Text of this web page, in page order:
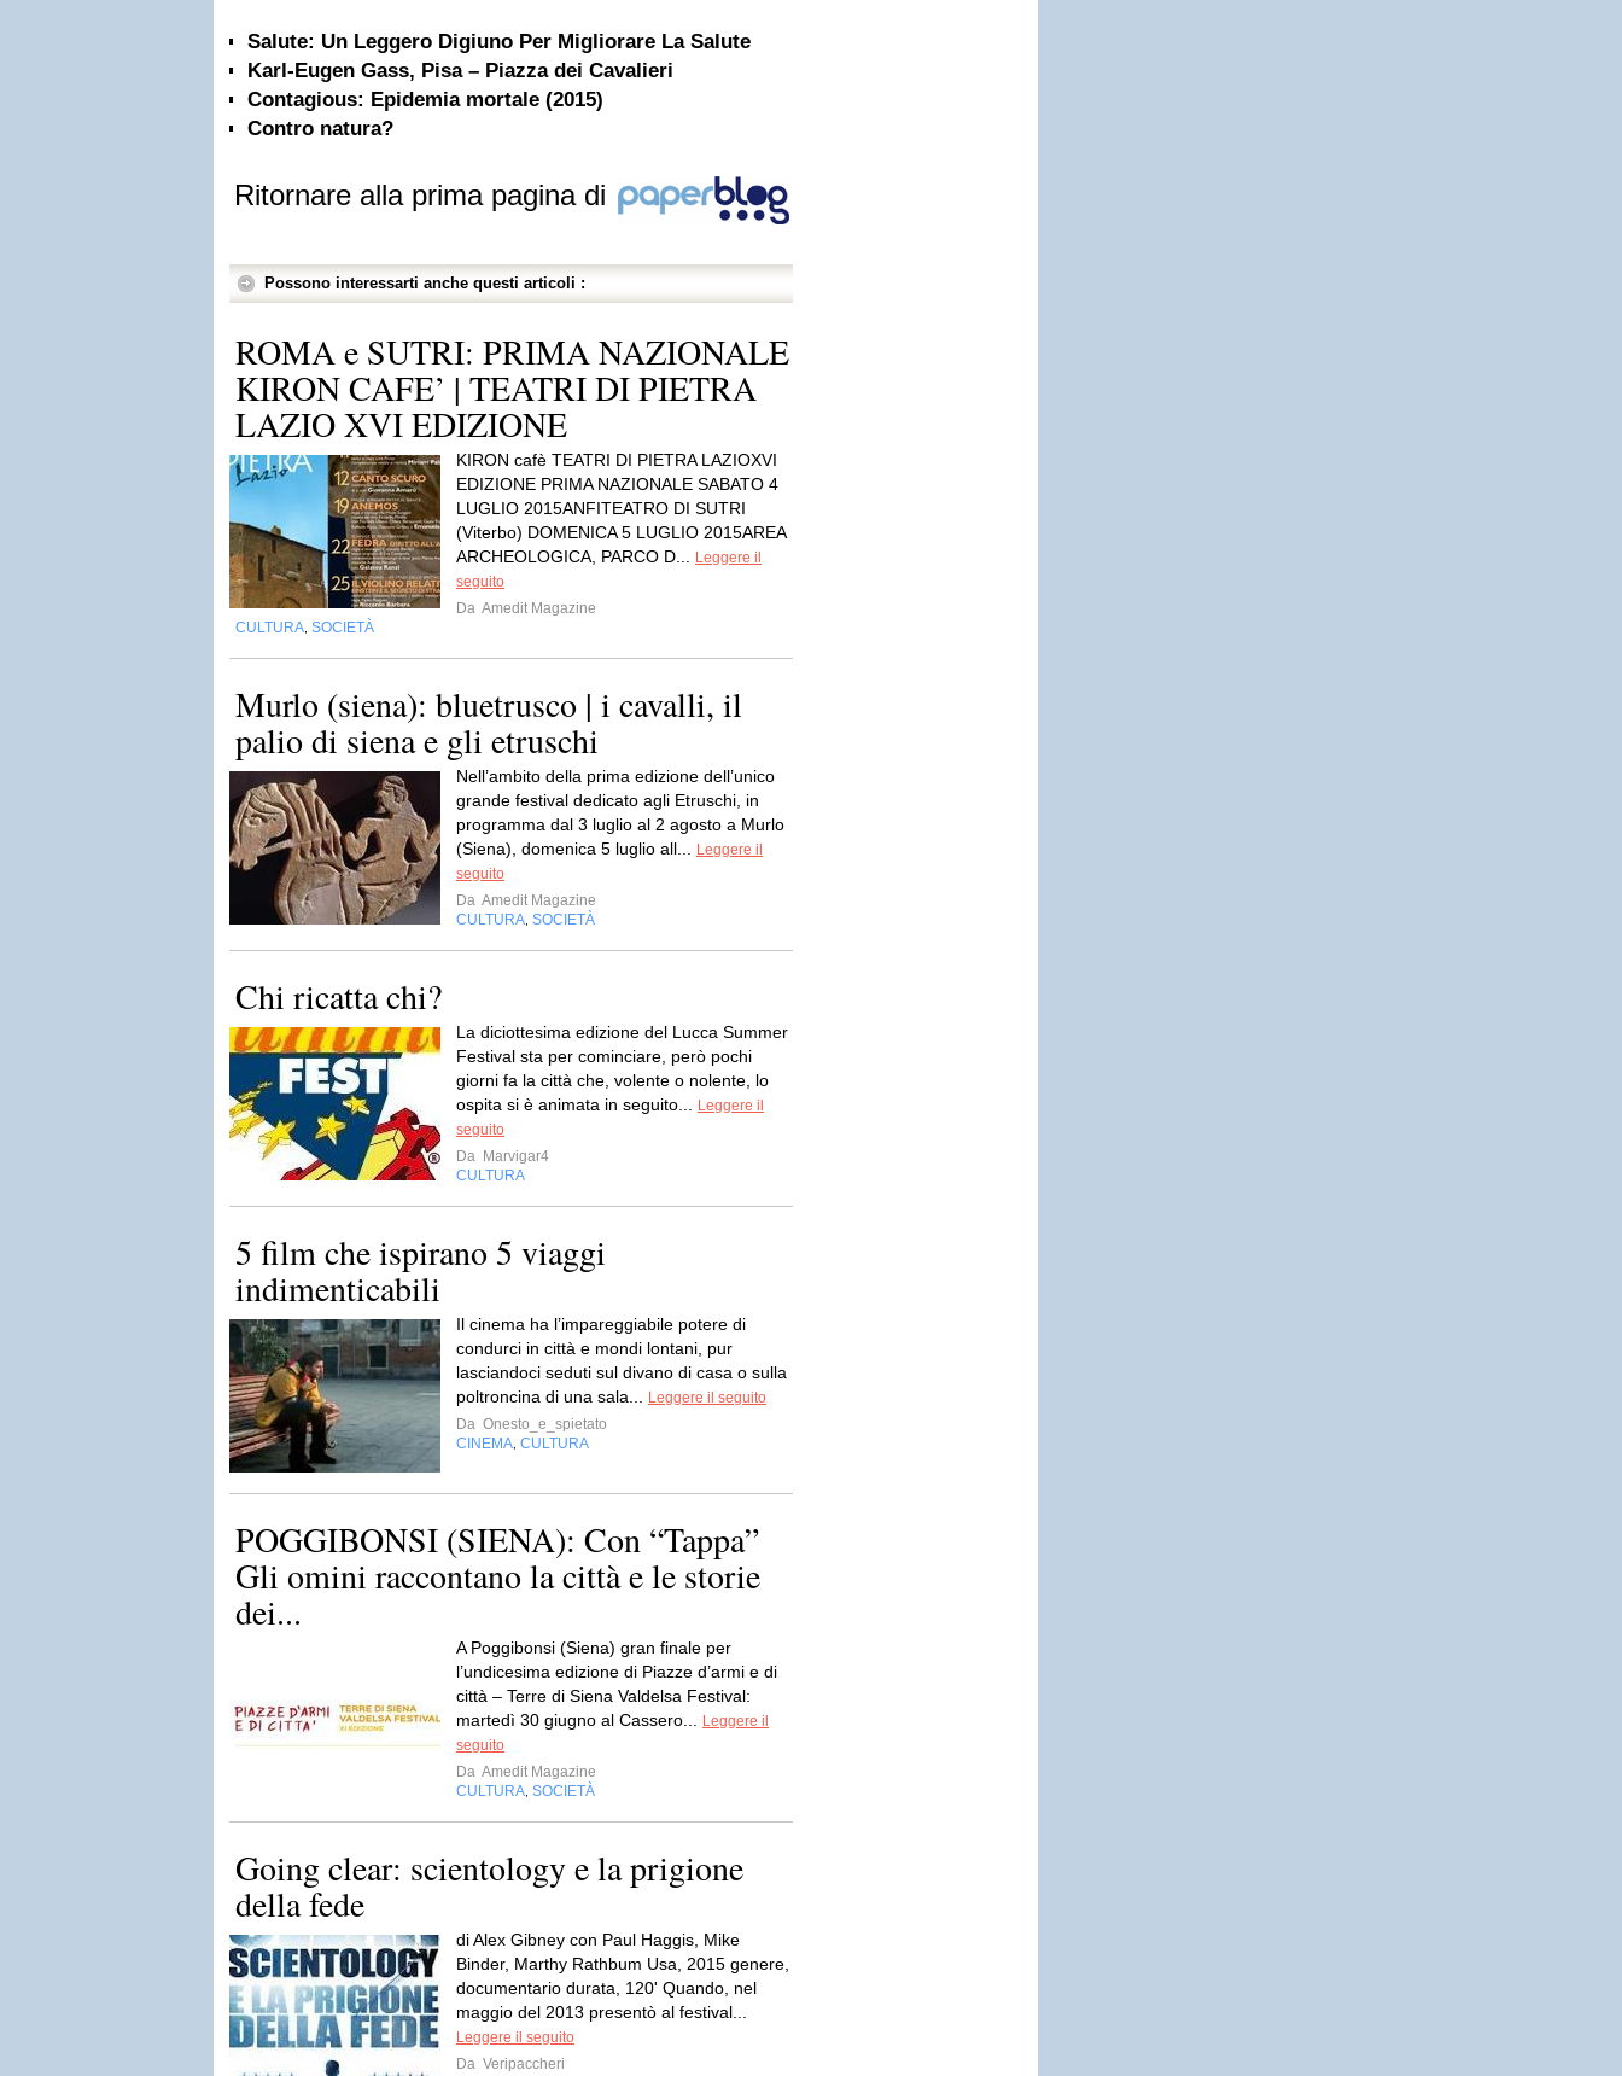
Salute: Un Leggero Digiuno Per Migliorare La Salute
Karl-Eugen Gass, Pisa – Piazza dei Cavalieri
Contagious: Epidemia mortale (2015)
Contro natura?
Ritornare alla prima pagina di
Possono interessarti anche questi articoli :
ROMA e SUTRI: PRIMA NAZIONALE
KIRON CAFE’ | TEATRI DI PIETRA
LAZIO XVI EDIZIONE
KIRON cafè TEATRI DI PIETRA LAZIOXVI
EDIZIONE PRIMA NAZIONALE SABATO 4
LUGLIO 2015ANFITEATRO DI SUTRI
(Viterbo) DOMENICA 5 LUGLIO 2015AREA
ARCHEOLOGICA, PARCO D...
Leggere il
seguito
Da Amedit Magazine
CULTURA SOCIETÀ
Murlo (siena): bluetrusco | i cavalli, il
palio di siena e gli etruschi
Nell’ambito della prima edizione dell’unico
grande festival dedicato agli Etruschi, in
programma dal 3 luglio al 2 agosto a Murlo
(Siena), domenica 5 luglio all...
Leggere il
seguito
Da Amedit Magazine
CULTURA SOCIETÀ
Chi ricatta chi?
La diciottesima edizione del Lucca Summer
Festival sta per cominciare, però pochi
giorni fa la città che, volente o nolente, lo
ospita si è animata in seguito...
Leggere il
seguito
Da Marvigar4
CULTURA
5 film che ispirano 5 viaggi
indimenticabili
Il cinema ha l’impareggiabile potere di
condurci in città e mondi lontani, pur
lasciandoci seduti sul divano di casa o sulla
poltroncina di una sala...
Leggere il seguito
Da Onesto_e_spietato
CINEMA CULTURA
POGGIBONSI (SIENA): Con “Tappa”
Gli omini raccontano la città e le storie
dei...
A Poggibonsi (Siena) gran finale per
l’undicesima edizione di Piazze d’armi e di
città – Terre di Siena Valdelsa Festival:
martedì 30 giugno al Cassero...
Leggere il
seguito
Da Amedit Magazine
CULTURA SOCIETÀ
Going clear: scientology e la prigione
della fede
di Alex Gibney con Paul Haggis, Mike
Binder, Marthy Rathbum Usa, 2015 genere,
documentario durata, 120' Quando, nel
maggio del 2013 presentò al festival...
Leggere il seguito
Da Veripaccheri